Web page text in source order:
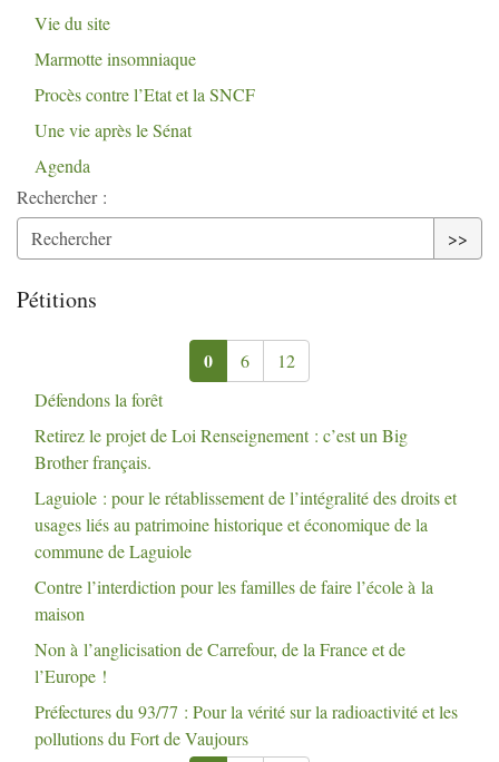
Vie du site
Marmotte insomniaque
Procès contre l’Etat et la SNCF
Une vie après le Sénat
Agenda
Rechercher :
>>
Pétitions
0 6
12
Défendons la forêt
Retirez le projet de Loi Renseignement : c’est un Big
Brother français.
Laguiole : pour le rétablissement de l’intégralité des droits et
usages liés au patrimoine historique et économique de la
commune de Laguiole
Contre l’interdiction pour les familles de faire l’école à la
maison
Non à l’anglicisation de Carrefour, de la France et de
l’Europe !
Préfectures du 93/77 : Pour la vérité sur la radioactivité et les
pollutions du Fort de Vaujours